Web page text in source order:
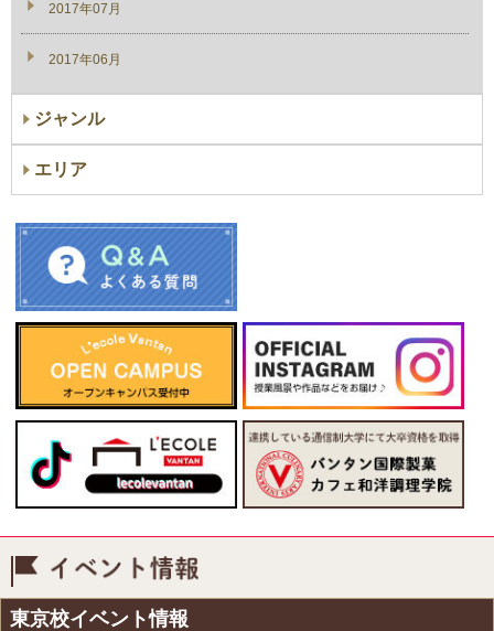
2017年07月
2017年06月
ジャンル
エリア
東京校イベント情報